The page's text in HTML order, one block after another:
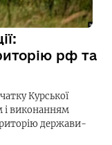
рф та
Курської
і виконанням
держави-